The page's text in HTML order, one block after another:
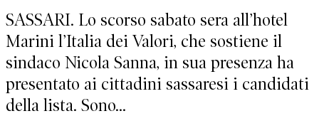
SASSARI. Lo scorso sabato sera all’hotel
Marini l’Italia dei Valori, che sostiene il
sindaco Nicola Sanna, in sua presenza ha
presentato ai cittadini sassaresi i candidati
della lista. Sono...